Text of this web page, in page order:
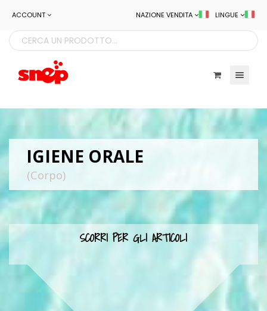
ACCOUNT LINGUE
NAZIONE VENDITA
IGIENE ORALE
(Corpo)
SCORRI PER GLI ARTICOLI